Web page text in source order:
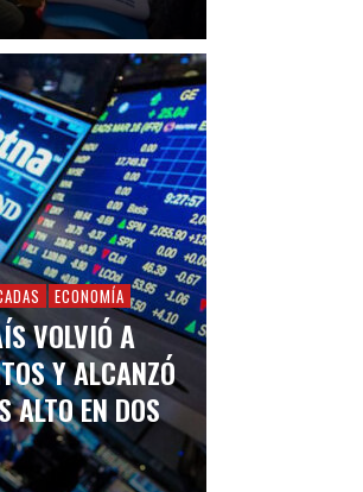
ECONOMÍA
VOLVIÓ A
Y ALCANZÓ
ALTO EN DOS